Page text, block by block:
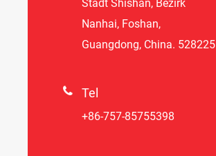
Stadt Shishan, Bezirk
Nanhai, Foshan,
Guangdong, China. 528225
 Tel
+86-757-85755398